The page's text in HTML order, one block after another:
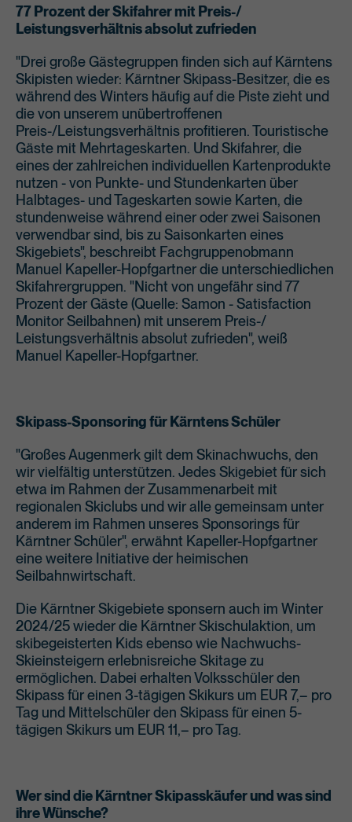
77 Prozent der Skifahrer mit Preis-/
Leistungsverhältnis absolut zufrieden
"Drei große Gästegruppen finden sich auf Kärntens
Skipisten wieder: Kärntner Skipass-Besitzer, die es
während des Winters häufig auf die Piste zieht und
die von unserem unübertroffenen
Preis-/Leistungsverhältnis profitieren. Touristische
Gäste mit Mehrtageskarten. Und Skifahrer, die
eines der zahlreichen individuellen Kartenprodukte
nutzen - von Punkte- und Stundenkarten über
Halbtages- und Tageskarten sowie Karten, die
stundenweise während einer oder zwei Saisonen
verwendbar sind, bis zu Saisonkarten eines
Skigebiets", beschreibt Fachgruppenobmann
Manuel Kapeller-Hopfgartner die unterschiedlichen
Skifahrergruppen. "Nicht von ungefähr sind 77
Prozent der Gäste (Quelle: Samon - Satisfaction
Monitor Seilbahnen) mit unserem Preis-/
Leistungsverhältnis absolut zufrieden", weiß
Manuel Kapeller-Hopfgartner.
Skipass-Sponsoring für Kärntens Schüler
"Großes Augenmerk gilt dem Skinachwuchs, den
wir vielfältig unterstützen. Jedes Skigebiet für sich
etwa im Rahmen der Zusammenarbeit mit
regionalen Skiclubs und wir alle gemeinsam unter
anderem im Rahmen unseres Sponsorings für
Kärntner Schüler", erwähnt Kapeller-Hopfgartner
eine weitere Initiative der heimischen
Seilbahnwirtschaft.
Die Kärntner Skigebiete sponsern auch im Winter
2024/25 wieder die Kärntner Skischulaktion, um
skibegeisterten Kids ebenso wie Nachwuchs-
Skieinsteigern erlebnisreiche Skitage zu
ermöglichen. Dabei erhalten Volksschüler den
Skipass für einen 3-tägigen Skikurs um EUR 7,– pro
Tag und Mittelschüler den Skipass für einen 5-
tägigen Skikurs um EUR 11,– pro Tag.
Wer sind die Kärntner Skipasskäufer und was sind
ihre Wünsche?